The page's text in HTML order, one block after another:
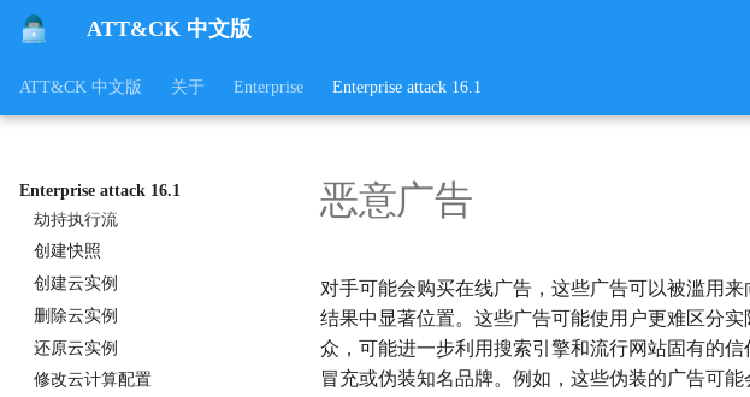
ATT&CK 中文版
ATT&CK 中文版 关于 Enterprise Enterprise attack 16.1
Enterprise attack 16.1
截
服务注册表权限弱点
COR_PROFILER
AppDomainManager
劫持执行流
创建快照
创建云实例
删除云实例
还原云实例
修改云计算配置
恶意广告
对手可能会购买在线广告，这些广告可以被滥用
结果中显著位置。这些广告可能使用户更难区分实
众，可能进一步利用搜索引擎和流行网站固有的
冒充或伪装知名品牌。例如，这些伪装的广告可